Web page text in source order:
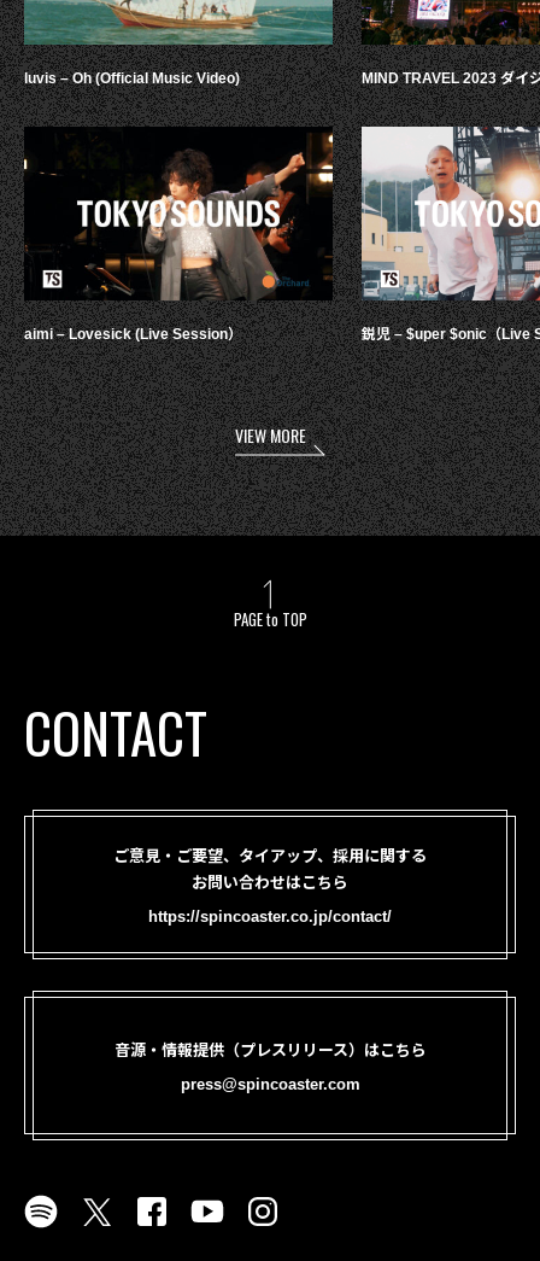
luvis – Oh (Official Music Video)
aimi – Lovesick (Live Session）
MIND TRAVEL 2023 ダイ
鋭児 – $uper $onic（Live
VIEW MORE
PAGE to TOP
CONTACT
ご意見・ご要望、タイアップ、採用に関する
お問い合わせはこちら
https://spincoaster.co.jp/contact/
音源・情報提供（プレスリリース）はこちら
press@spincoaster.com